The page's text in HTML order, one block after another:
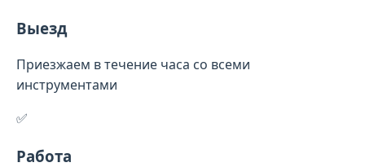
Выезд
Приезжаем в течение часа со всеми
инструментами
✅
Работа